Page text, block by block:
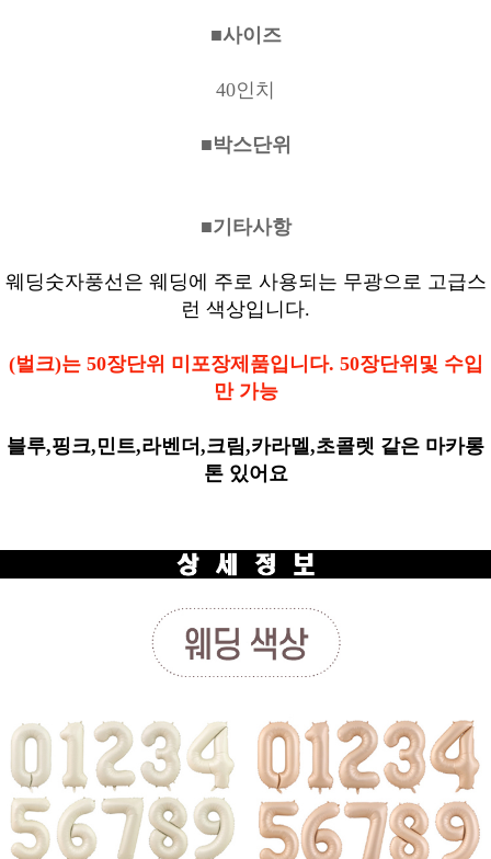
■사이즈
40인치
■박스단위
■기타사항
웨딩숫자풍선은 웨딩에 주로 사용되는 무광으로 고급스
런 색상입니다.
(벌크)는 50장단위 미포장제품입니다. 50장단위및 수입
만 가능
블루,핑크,민트,라벤더,크림,카라멜,초콜렛 같은 마카롱
톤 있어요